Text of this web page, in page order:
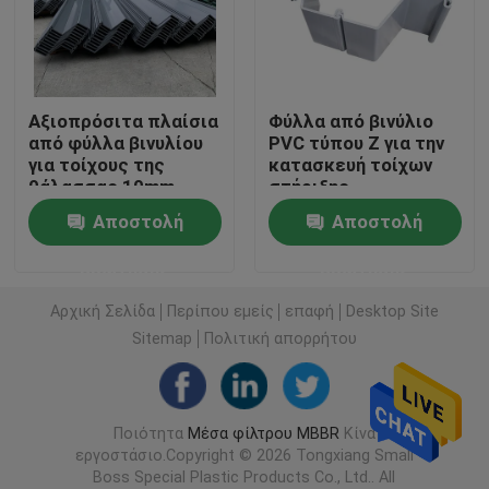
Πλαστικά μέσα φίλτρου
Επικεφαλής φίλτρα
Μονάδες φίλτρου βιοκύτταρων
Ανταλλακτικός αντιδραστήρας βιοφίλμ
Φιλτράρισμα Kaldnes
Μονάδα φίλτρου BIO Balls
Αξιοπρόσιτα πλαίσια
από φύλλα βινυλίου
για τοίχους της
θάλασσας 10mm
11mm Z τύπου PVC
Αποστολή
Φύλλα από βινύλιο
PVC τύπου Z για την
κατασκευή τοίχων
στήριξης
Αποστολή
Αρχική Σελίδα Περίπου εμείς επαφή
Desktop Site
Sitemap
Πολιτική απορρήτου
Ποιότητα Μέσα φίλτρου MBBR Κίνα
εργοστάσιο.Copyright © 2026 Tongxiang Small
Boss Special Plastic Products Co., Ltd.. All